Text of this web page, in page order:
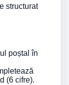
structurat
poștal în
(6 cifre).